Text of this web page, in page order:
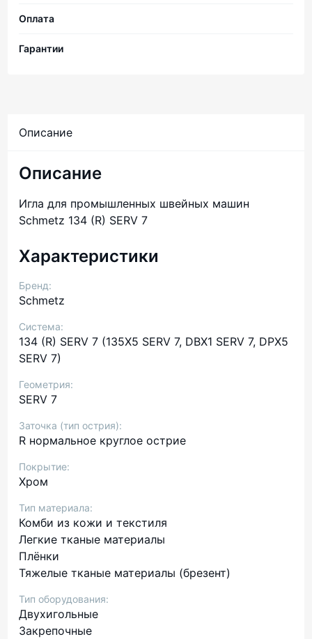
Оплата
Гарантии
Описание
Описание
Игла для промышленных швейных машин
Schmetz 134 (R) SERV 7
Характеристики
Бренд:
Schmetz
Система:
134 (R) SERV 7 (135X5 SERV 7, DBX1 SERV 7, DPX5
SERV 7)
Геометрия:
SERV 7
Заточка (тип острия):
R нормальное круглое острие
Покрытие:
Хром
Тип материала:
Комби из кожи и текстиля
Легкие тканые материалы
Плёнки
Тяжелые тканые материалы (брезент)
Тип оборудования:
Двухигольные
Закрепочные